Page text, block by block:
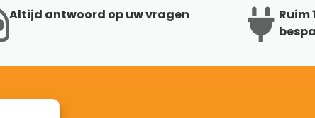
Altijd antwoord op uw vragen
Ruim